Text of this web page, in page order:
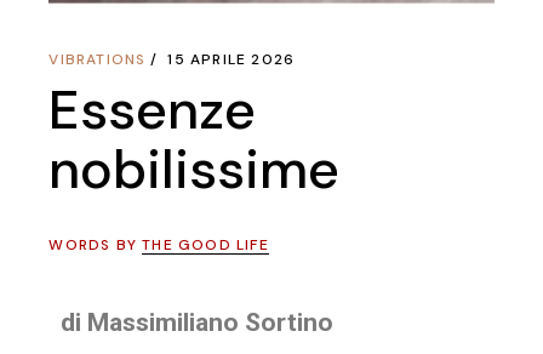
VIBRATIONS 15 APRILE 2026
Essenze
nobilissime
WORDS BYTHE GOOD LIFE
di Massimiliano Sortino